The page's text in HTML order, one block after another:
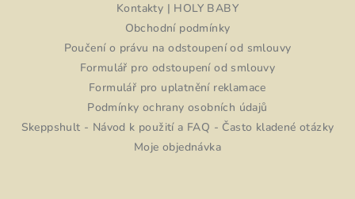
Kontakty | HOLY BABY
Obchodní podmínky
Poučení o právu na odstoupení od smlouvy
Formulář pro odstoupení od smlouvy
Formulář pro uplatnění reklamace
Podmínky ochrany osobních údajů
Skeppshult - Návod k použití a FAQ - Často kladené otázky
Moje objednávka